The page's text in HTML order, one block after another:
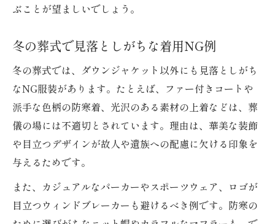
ぶことが望ましいでしょう。
冬の葬式で見落としがちな着用NG例
冬の葬式では、ダウンジャケット以外にも見落としがち
なNG服装があります。たとえば、ファー付きコートや
派手な色柄の防寒着、光沢のある素材の上着などは、葬
儀の場には不適切とされています。理由は、華美な装飾
や目立つデザインが故人や遺族への配慮に欠ける印象を
与えるためです。
また、カジュアルなパーカーやスポーツウェア、ロゴが
目立つウィンドブレーカーも避けるべき例です。防寒の